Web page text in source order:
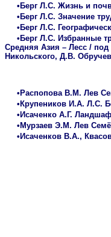
•Берг Л.С. Жизнь и
•Берг Л.С. Значение
•Берг Л.С.
•Берг Л.С. Избранные
Средняя Азия – Лесс / под
Никольского, Д.В.
•Распопова В.М. Лев
•Крупеников И.А. Л.С.
•Исаченко А.Г.
•Мурзаев Э.М. Лев
•Исаченков В.А.,